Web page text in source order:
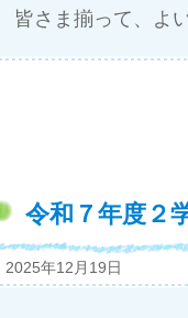
皆さま揃って、よ
令和７年度２
2025年12月19日